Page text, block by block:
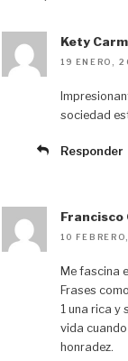
Kety
19 ENERO,
sociedad
Responder
Francisco
10
Me fascina
Frases
1 una rica y
vida
honradez.